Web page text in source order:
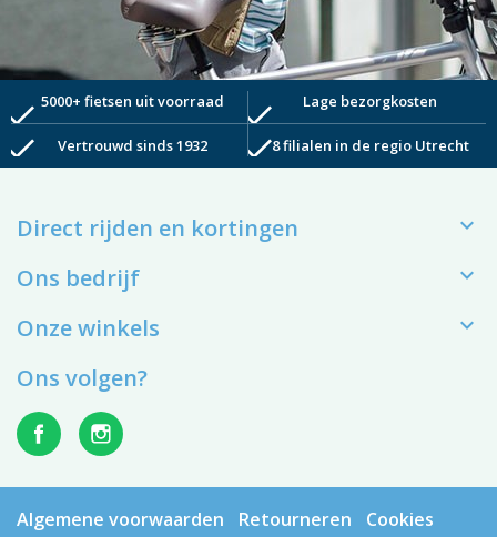
check5000+ fietsen uit voorraad check Lage bezorgkosten
check Vertrouwd sinds 1932 check8 filialen in de regio Utrecht
Direct rijden en kortingen 
Ons bedrijf 
Onze winkels 
Ons volgen?
Algemene voorwaarden Retourneren Cookies